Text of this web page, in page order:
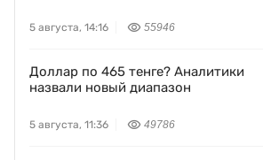
5 августа, 14:16 55946
Доллар по 465 тенге? Аналитики
назвали новый диапазон
5 августа, 11:36 49786